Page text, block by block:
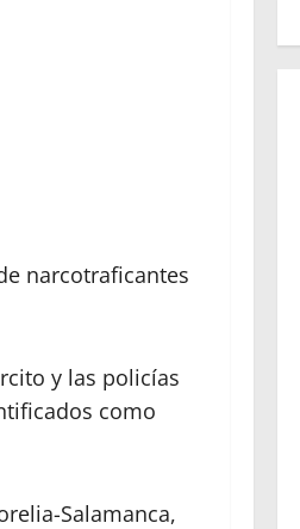
narcotraficantes
y las policías
como
Salamanca,